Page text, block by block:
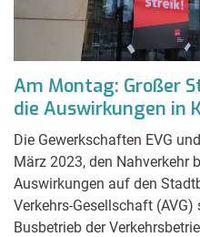
Am Montag: Großer
die Auswirkungen in
Die Gewerkschaften EVG
März 2023, den Nahverkehr
Auswirkungen auf den
Verkehrs-Gesellschaft
Busbetrieb der